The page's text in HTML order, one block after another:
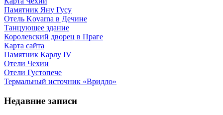
Памятник Яну Гусу
Отель Kovarna в Дечине
Танцующее здание
Королевский дворец в Праге
Карта сайта
Памятник Карлу IV
Отели Чехии
Отели Густопече
Термальный источник «Вридло»
Недавние записи